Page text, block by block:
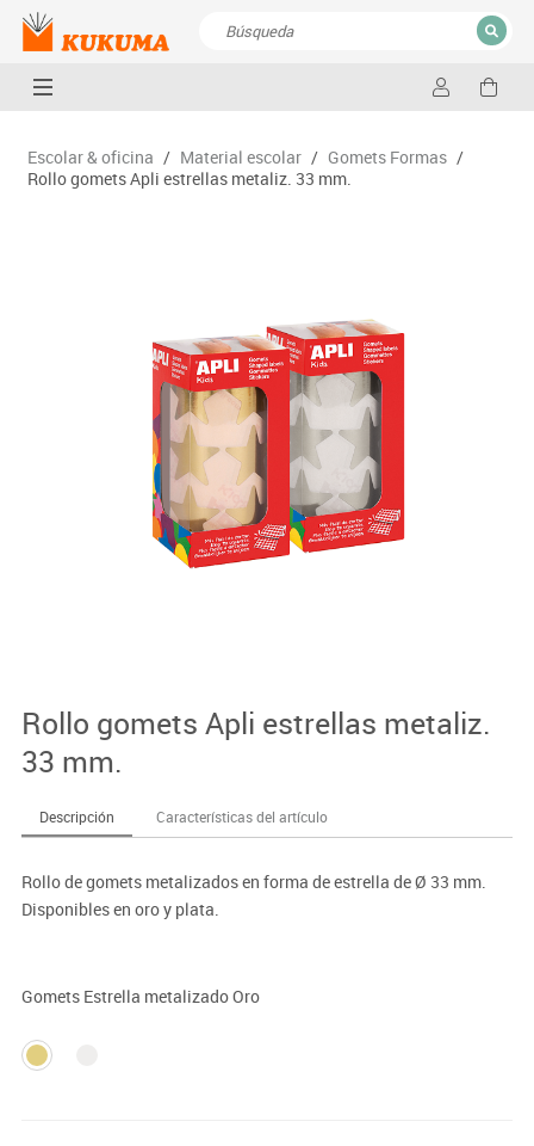
CERRAR
Escolar & oficina / Material escolar / Gomets Formas /
Rollo gomets Apli estrellas metaliz. 33 mm.
Rollo gomets Apli estrellas metaliz.
33 mm.
Descripción Características del artículo
Rollo de gomets metalizados en forma de estrella de Ø 33 mm.
Disponibles en oro y plata.
Gomets Estrella metalizado Oro